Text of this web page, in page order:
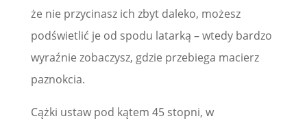
że nie przycinasz ich zbyt daleko, możesz
podświetlić je od spodu latarką – wtedy bardzo
wyraźnie zobaczysz, gdzie przebiega macierz
paznokcia.
Cążki ustaw pod kątem 45 stopni, w